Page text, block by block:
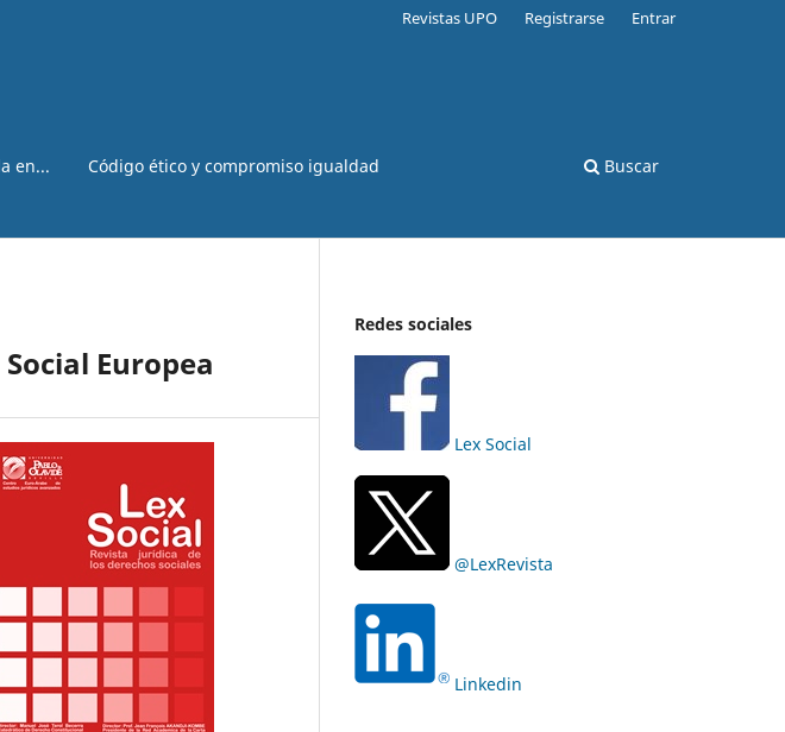
en... Código ético y compromiso igualdad Buscar
Revistas UPO Registrarse Entrar
Europea
Redes sociales
Lex Social
@LexRevista
Linkedin